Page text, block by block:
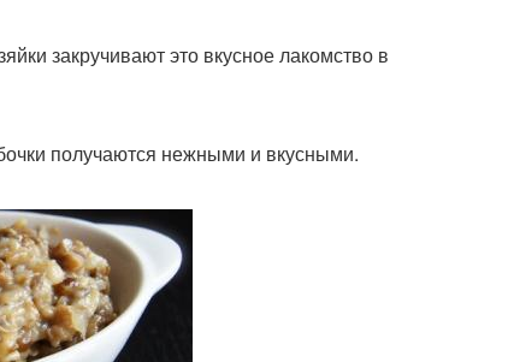
закручивают это вкусное лакомство в
получаются нежными и вкусными.